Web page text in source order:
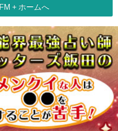
+ ホームへ